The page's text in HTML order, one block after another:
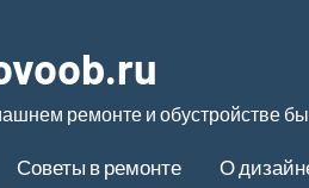
ремонте и обустройстве
Советы в ремонте О